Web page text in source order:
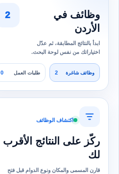
وظائف في
الأردن
ابدأ بالنتائج المطابقة، ثم عدّل
اختياراتك من نفس لوحة البحث.
2
وظائف شاغرة 2 طلبات العمل 0
اكتشاف الوظائف
ركّز على النتائج الأقرب
لك
قارن المسمى والمكان ونوع الدوام قبل فتح